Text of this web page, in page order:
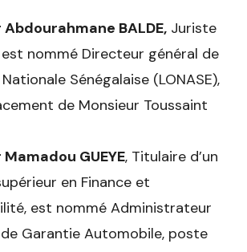
BALDE, Juriste
nommé Directeur général de
Sénégalaise (LONASE),
de Monsieur Toussaint
Mamadou GUEYE, Titulaire d’un
en Finance et
est nommé Administrateur
Garantie Automobile, poste